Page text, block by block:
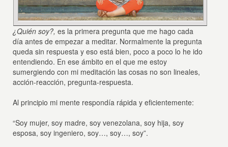
¿Quién soy?, es la primera pregunta que me hago cada
día antes de empezar a meditar. Normalmente la pregunta
queda sin respuesta y eso está bien, poco a poco lo he ido
entendiendo. En ese ámbito en el que me estoy
sumergiendo con mi meditación las cosas no son lineales,
acción-reacción, pregunta-respuesta.
Al principio mi mente respondía rápida y eficientemente:
“Soy mujer, soy madre, soy venezolana, soy hija, soy
esposa, soy ingeniero, soy…, soy…, soy”.